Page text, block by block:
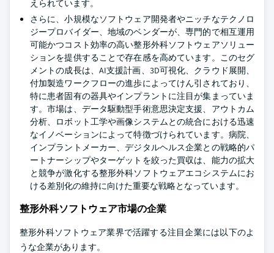
えられています。
さらに、小規模なソフトウェア開発者やニッチなテクノロ
ジープロバイダー、地域のベンダーが、専門的で相互運用
可能かつコスト効率の高い整形外科ソフトウェアソリュー
ションを提供することで存在感を高めています。このセグ
メントの成長は、AI支援計画、3D可視化、クラウド展開、
付加製造ワークフローの進歩によってけん引されており、
特に患者固有の器具やインプラントに注目が集まっていま
す。市場は、データ駆動型手術意思決定支援、アウトカム
分析、ロボット工学や画像システムとの統合における迅速
なイノベーションによって特徴づけられています。病院、
インプラントメーカー、デジタルヘルス企業との戦略的パ
ートナーシップやターゲットを絞った買収は、能力の拡大
と競争が激化する整形外科ソフトウェアエコシステムにお
ける差別化の維持に向けた重要な戦略となっています。
整形外科ソフトウェア市場の企業
整形外科ソフトウェア業界で活躍する注目企業には以下のよ
うな企業があります。